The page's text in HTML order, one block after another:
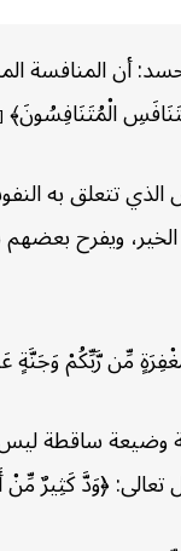
أن المنافسة
الْمُتَنَافِسُونَ﴾
تتعلق به
ويفرح
مِّن رَّبِّكُمْ
ساقطة ليس
تعالى: ﴿وَدَّ كَثِيرٌ